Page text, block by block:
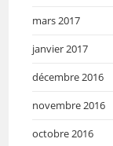
mars 2017
janvier 2017
décembre 2016
novembre 2016
octobre 2016